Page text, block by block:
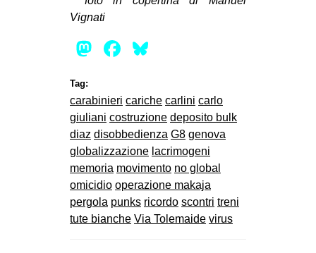
Vignati
Mastodon
Facebook
Tag:
carabinieri cariche carlini carlo
giuliani costruzione deposito bulk
diaz disobbedienza G8 genova
globalizzazione lacrimogeni
memoria movimento no global
omicidio operazione makaja
pergola punks ricordo scontri treni
tute bianche Via Tolemaide virus